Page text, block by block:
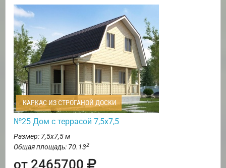
КАРКАС ИЗ СТРОГАНОЙ ДОСКИ
№25 Дом с террасой 7,5х7,5
Размер: 7,5х7,5 м
Общая площадь: 70.132
от 2465700